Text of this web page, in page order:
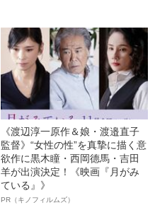
《渡辺淳一原作＆娘・渡邉直子
監督》“女性の性”を真摯に描く意
欲作に黒木瞳・西岡德馬・吉田
羊が出演決定！《映画『月がみ
ている』》
PR（キノフィルムズ）